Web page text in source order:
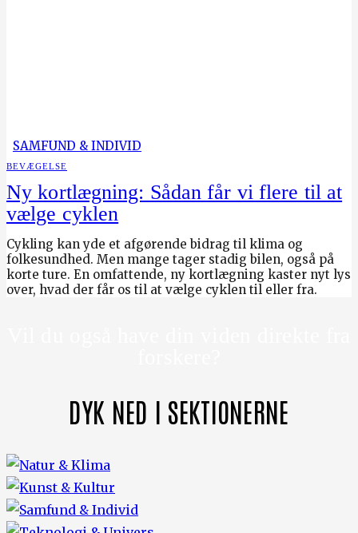
SAMFUND & INDIVID
BEVÆGELSE
Ny kortlægning: Sådan får vi flere til at
vælge cyklen
Cykling kan yde et afgørende bidrag til klima og
folkesundhed. Men mange tager stadig bilen, også på
korte ture. En omfattende, ny kortlægning kaster nyt lys
over, hvad der får os til at vælge cyklen til eller fra.
DYK NED I SEKTIONERNE